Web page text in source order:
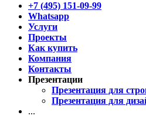
+7 (495) 151-09-99
Whatsapp
Услуги
Проекты
Как купить
Компания
Контакты
Презентации
Презентация для
Презентация для
...